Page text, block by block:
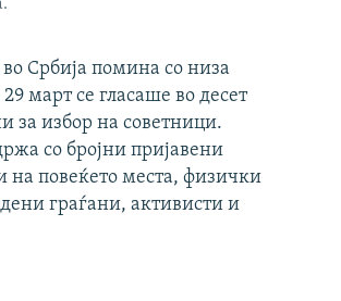
Србија помина со низа
март се гласаше во десет
за избор на советници.
со бројни пријавени
на повеќето места, физички
граѓани, активисти и